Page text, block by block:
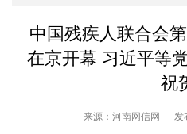
中国残疾人联合会
在京开幕 习近平等
祝
来源：河南网信网 发